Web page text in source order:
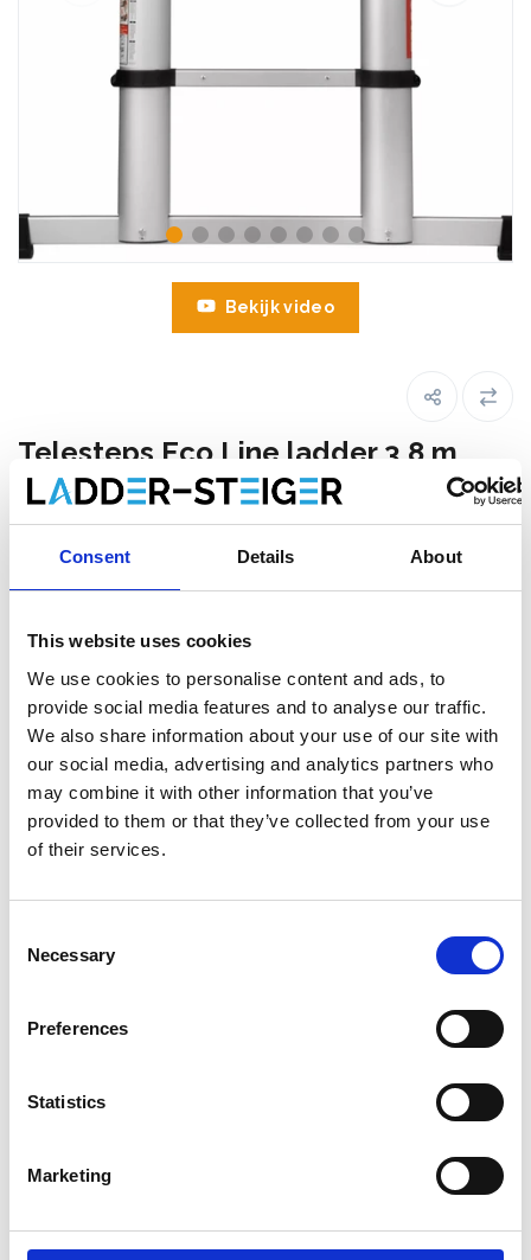
Consent Details About
This website uses cookies
We use cookies to personalise content and ads, to
provide social media features and to analyse our traffic.
We also share information about your use of our site with
our social media, advertising and analytics partners who
may combine it with other information that you’ve
provided to them or that they’ve collected from your use
of their services.
Selection
Necessary
Preferences
Statistics
Marketing
Bekijk video
Telesteps Eco Line ladder 3,8 m
met stabilisatie balk
€329,12 €360,58
Incl. BTW
Veghel, Drachten of Maaseik (contacteer onze
Toevoegen aan winkelwagen
Telesteps Ecoline telescoopladder, gemaakt van geanodiseerd